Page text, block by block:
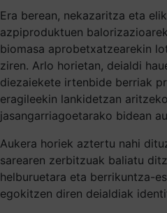
Era berean, nekazaritza eta
azpiproduktuen
biomasa aprobetxatzearekin
ziren. Arlo horietan, deialdi
diezaiekete irtenbide berriak
eragileekin lankidetzan
jasangarriagoetarako bidean
Aukera horiek aztertu nahi
sarearen zerbitzuak baliatu
helburuetara eta berrikuntza-
egokitzen diren deialdiak